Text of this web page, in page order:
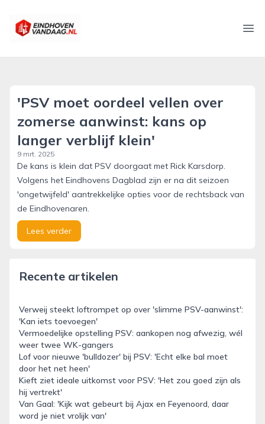
eindhovenvandaag.nl
'PSV moet oordeel vellen over
zomerse aanwinst: kans op
langer verblijf klein'
9 mrt. 2025
De kans is klein dat PSV doorgaat met Rick Karsdorp.
Volgens het Eindhovens Dagblad zijn er na dit seizoen
'ongetwijfeld' aantrekkelijke opties voor de rechtsback van
de Eindhovenaren.
Lees verder
Recente artikelen
Verweij steekt loftrompet op over 'slimme PSV-aanwinst':
'Kan iets toevoegen'
Vermoedelijke opstelling PSV: aankopen nog afwezig, wél
weer twee WK-gangers
Lof voor nieuwe 'bulldozer' bij PSV: 'Echt elke bal moet
door het net heen'
Kieft ziet ideale uitkomst voor PSV: 'Het zou goed zijn als
hij vertrekt'
Van Gaal: 'Kijk wat gebeurt bij Ajax en Feyenoord, daar
word je niet vrolijk van'